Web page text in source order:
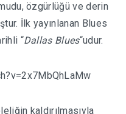
özgürlüğü ve derin
İlk yayınlanan Blues
“Dallas Blues“udur.
kaldırılmasıyla